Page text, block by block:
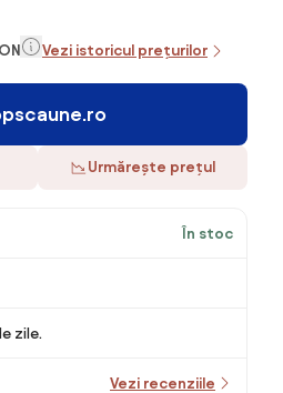
Vezi istoricul prețurilor
Urmărește prețul
În stoc
zile.
Vezi recenziile